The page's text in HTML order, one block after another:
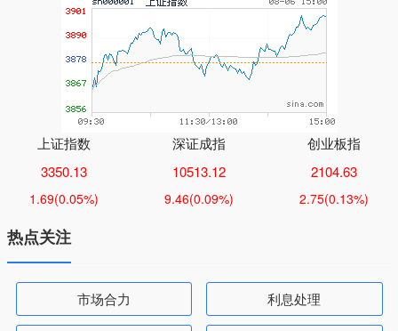
上证指数
3350.13
1.69(0.05%)
深证成指
10513.12
9.46(0.09%)
创业板指
2104.63
2.75(0.13%)
热点关注
市场合力 利息处理